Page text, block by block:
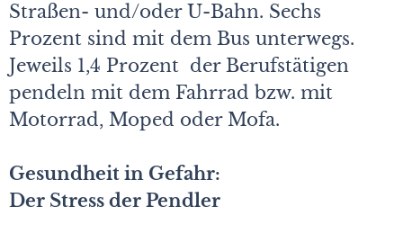
Straßen- und/oder U-Bahn. Sechs
Prozent sind mit dem Bus unterwegs.
Jeweils 1,4 Prozent der Berufstätigen
pendeln mit dem Fahrrad bzw. mit
Motorrad, Moped oder Mofa.
Gesundheit in Gefahr:
Der Stress der Pendler